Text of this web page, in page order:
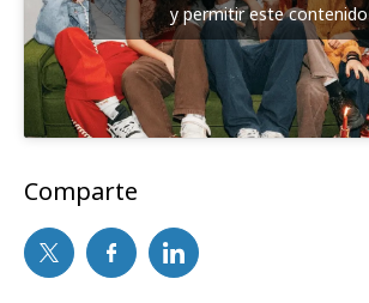
y permitir este contenido
Comparte